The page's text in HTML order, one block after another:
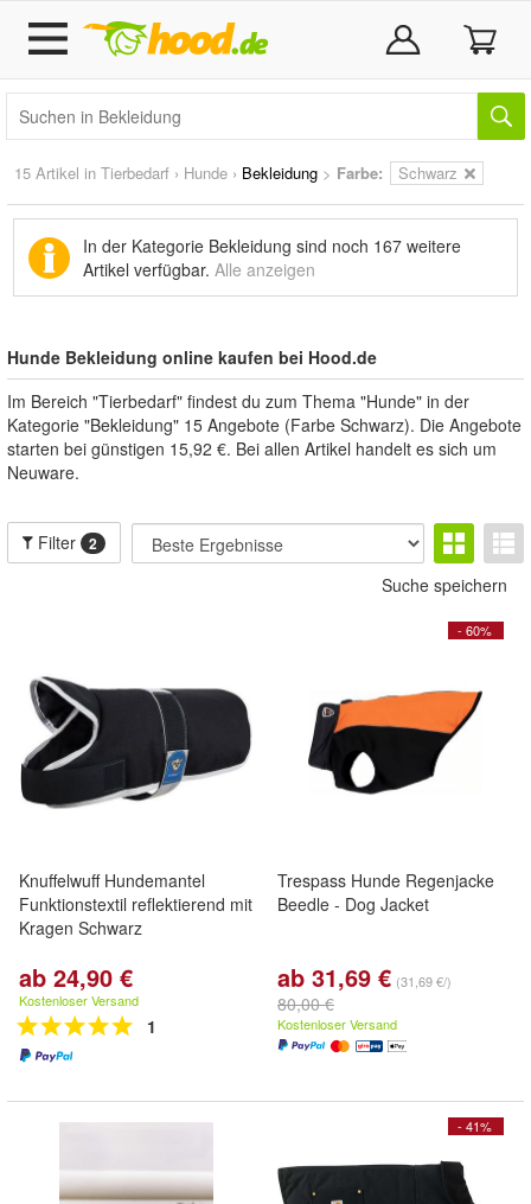
15 Artikel in Tierbedarf › Hunde › Bekleidung > Farbe: Schwarz
In der Kategorie Bekleidung sind noch 167 weitere
Artikel verfügbar. Alle anzeigen
Hunde Bekleidung online kaufen bei Hood.de
Im Bereich "Tierbedarf" findest du zum Thema "Hunde" in der
Kategorie "Bekleidung" 15 Angebote (Farbe Schwarz). Die Angebote
starten bei günstigen 15,92 €. Bei allen Artikel handelt es sich um
Neuware.
Filter 2
Suche speichern
Knuffelwuff Hundemantel
Funktionstextil reflektierend mit
Kragen Schwarz
ab 24,90 €
Kostenloser Versand
1
- 60%
Trespass Hunde Regenjacke
Beedle - Dog Jacket
ab 31,69 € (31,69 €/)
80,00 €
Kostenloser Versand
- 41%